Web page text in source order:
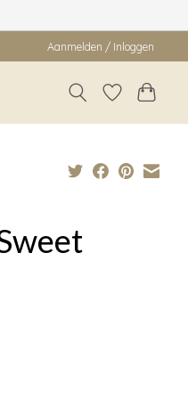
Aanmelden / Inloggen